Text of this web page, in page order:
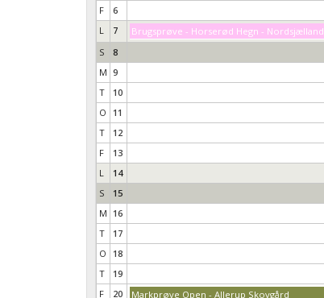
F
6
L
7
Brugsprøve - Horserød Hegn - Nordsjælland
S
8
M 9
T
10
O
11
T
12
F
13
L
14
S
15
M 16
T
17
O
18
T
19
F
20
Markprøve Open - Allerup Skovgård